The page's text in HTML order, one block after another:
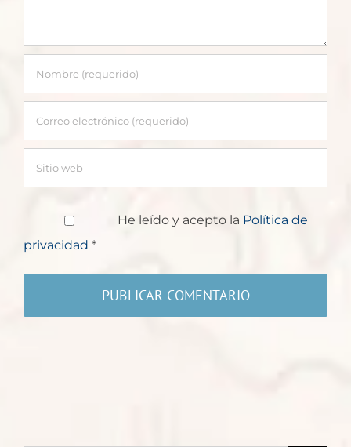
He leído y acepto la Política de
privacidad *